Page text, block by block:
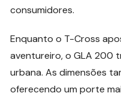
consumidores.
Enquanto o T-Cross
aventureiro, o GLA 200
urbana. As dimensões
oferecendo um porte